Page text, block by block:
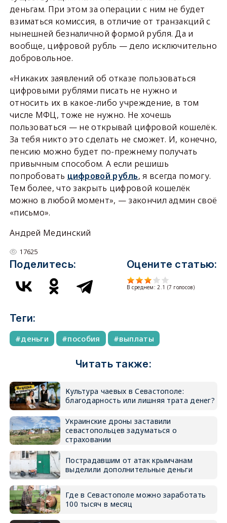
деньгам. При этом за операции с ним не будет
взиматься комиссия, в отличие от транзакций с
нынешней безналичной формой рубля. Да и
вообще, цифровой рубль — дело исключительно
добровольное.
«Никаких заявлений об отказе пользоваться
цифровыми рублями писать не нужно и
относить их в какое-либо учреждение, в том
числе МФЦ, тоже не нужно. Не хочешь
пользоваться — не открывай цифровой кошелёк.
За тебя никто это сделать не сможет. И, конечно,
пенсию можно будет по-прежнему получать
привычным способом. А если решишь
попробовать цифровой рубль, я всегда помогу.
Тем более, что закрыть цифровой кошелёк
можно в любой момент», — закончил админ своё
«письмо».
Андрей Мединский
17625
Поделитесь: Оцените статью:
В среднем: 2.1 (7 голосов)
Теги:
деньги пособия выплаты
Читать также:
Культура чаевых в Севастополе:
благодарность или лишняя трата денег?
Украинские дроны заставили
севастопольцев задуматься о
страховании
Пострадавшим от атак крымчанам
выделили дополнительные деньги
Где в Севастополе можно заработать
100 тысяч в месяц